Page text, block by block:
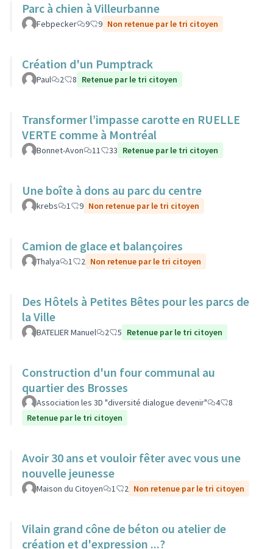
Parc à chien à Villeurbanne
Febpecker 9 9 Non retenue par le tri citoyen
Création d'un Pumptrack
Paul 2 8 Retenue par le tri citoyen
Transformer l’impasse carotte en RUELLE
VERTE comme à Montréal
Bonnet-Avon 11 33 Retenue par le tri citoyen
Une boîte à dons au parc du centre
krebs 1 9 Non retenue par le tri citoyen
Camion de glace et balançoires
Thalya 1 2 Non retenue par le tri citoyen
Des Hôtels à Petites Bêtes pour les parcs de
la Ville
BATELIER Manuel 2 5 Retenue par le tri citoyen
Construction d'un four communal au
quartier des Brosses
Association les 3D "diversité dialogue devenir" 4
8
Retenue par le tri citoyen
Avoir 30 ans et vouloir fêter avec vous une
nouvelle jeunesse
Maison du Citoyen 1 2 Non retenue par le tri citoyen
Vilain grand cône de béton ou atelier de
création et d'expression ...?